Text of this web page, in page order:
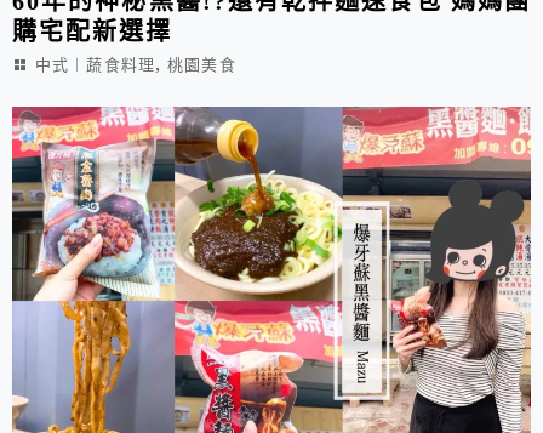
購宅配新選擇
中式︱蔬食料理 ,桃園美食